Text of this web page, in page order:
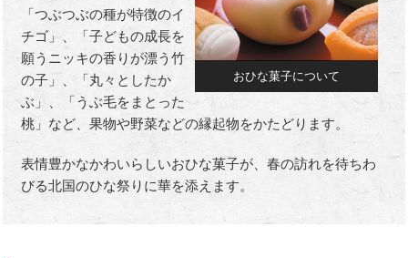
おひな菓子について
「つぶつぶの種が特徴のイ
チゴ」、「子どもの成長を
願うニッキの香りが漂う竹
の子」、「丸々としたか
ぶ」、「うぶ毛をまとった
桃」など、果物や野菜などの縁起物をかたどります。
表情豊かなかわいらしいおひな菓子が、春の訪れを待ちわ
びる北国のひな祭りに華を添えます。